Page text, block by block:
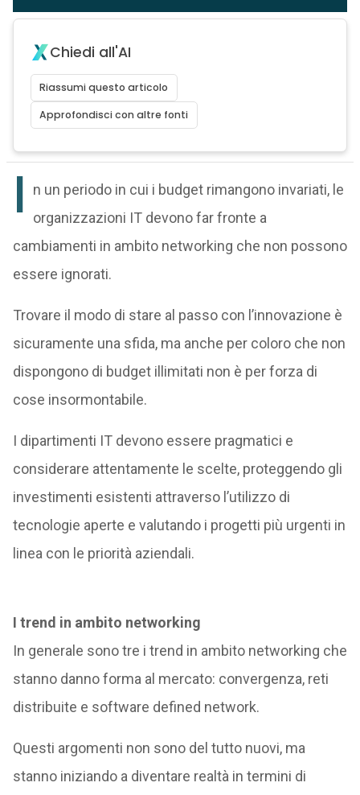
Chiedi all'AI
Riassumi questo articolo
Approfondisci con altre fonti
I
n un periodo in cui i budget rimangono invariati, le
organizzazioni IT devono far fronte a
cambiamenti in ambito networking che non possono
essere ignorati.
Trovare il modo di stare al passo con l’innovazione è
sicuramente una sfida, ma anche per coloro che non
dispongono di budget illimitati non è per forza di
cose insormontabile.
I dipartimenti IT devono essere pragmatici e
considerare attentamente le scelte, proteggendo gli
investimenti esistenti attraverso l’utilizzo di
tecnologie aperte e valutando i progetti più urgenti in
linea con le priorità aziendali.
I trend in ambito networking
In generale sono tre i trend in ambito networking che
stanno danno forma al mercato: convergenza, reti
distribuite e software defined network.
Questi argomenti non sono del tutto nuovi, ma
stanno iniziando a diventare realtà in termini di